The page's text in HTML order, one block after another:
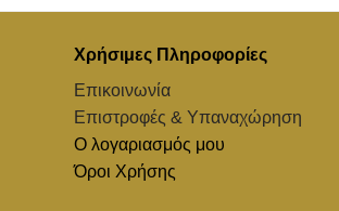
Χρήσιμες Πληροφορίες
Επικοινωνία
Επιστροφές & Υπαναχώρηση
Ο λογαριασμός μου
Όροι Χρήσης